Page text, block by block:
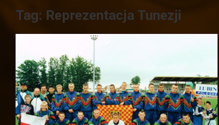
Tag: Reprezentacja Tunezji